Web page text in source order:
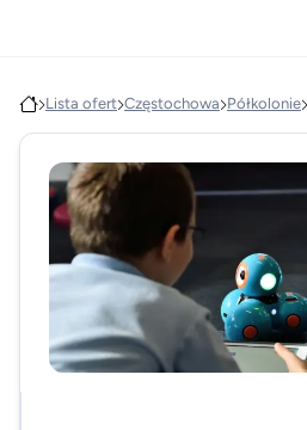
Lista ofert Częstochowa Półkolonie